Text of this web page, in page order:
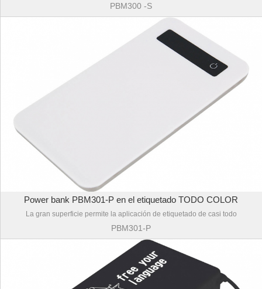
PBM300 -S
Power bank PBM301-P en el etiquetado TODO COLOR
La gran superficie permite la aplicación de etiquetado de casi todo
PBM301-P